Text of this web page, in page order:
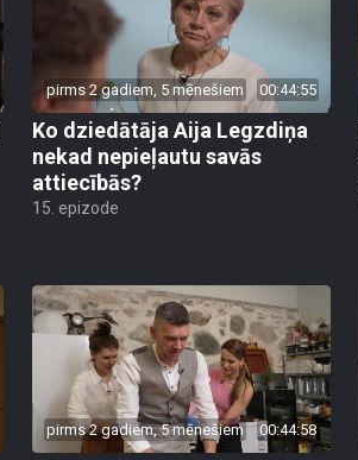
pirms 2 gadiem, 5 mēnešiem 00:44:55
Ko dziedātāja Aija Legzdiņa
nekad nepieļautu savās
attiecībās?
15. epizode
pirms 2 gadiem, 5 mēnešiem 00:44:58